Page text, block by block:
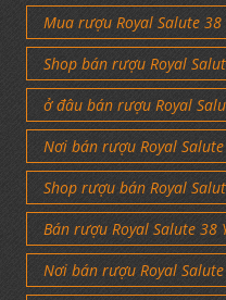
Mua rượu Royal Salute 38
Shop bán rượu Royal
ở đâu bán rượu Royal
Nơi bán rượu Royal
Shop rượu bán Royal
Bán rượu Royal Salute 38
Nơi bán rượu Royal